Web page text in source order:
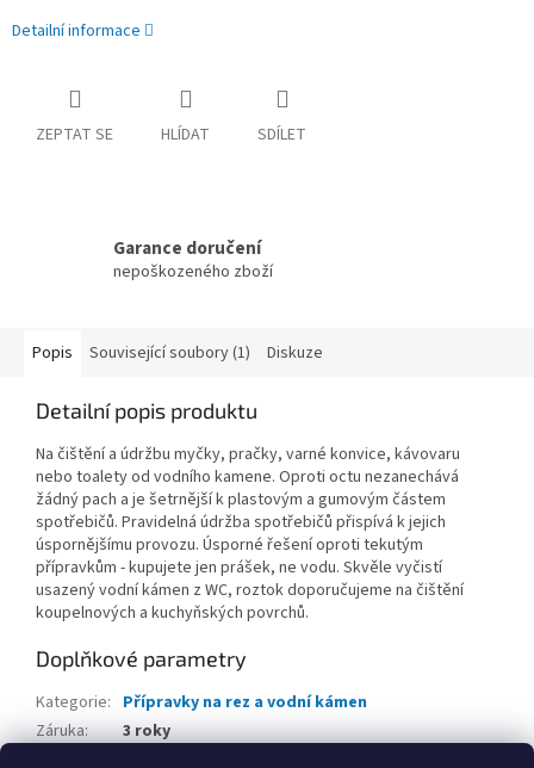
Detailní informace
ZEPTAT SE HLÍDAT SDÍLET
Garance doručení
nepoškozeného zboží
Popis Související soubory (1) Diskuze
Detailní popis produktu
Na čištění a údržbu myčky, pračky, varné konvice, kávovaru
nebo toalety od vodního kamene. Oproti octu nezanechává
žádný pach a je šetrnější k plastovým a gumovým částem
spotřebičů. Pravidelná údržba spotřebičů přispívá k jejich
úspornějšímu provozu. Úsporné řešení oproti tekutým
přípravkům - kupujete jen prášek, ne vodu. Skvěle vyčistí
usazený vodní kámen z WC, roztok doporučujeme na čištění
koupelnových a kuchyňských povrchů.
Doplňkové parametry
Kategorie: Přípravky na rez a vodní kámen
Záruka:
3 roky